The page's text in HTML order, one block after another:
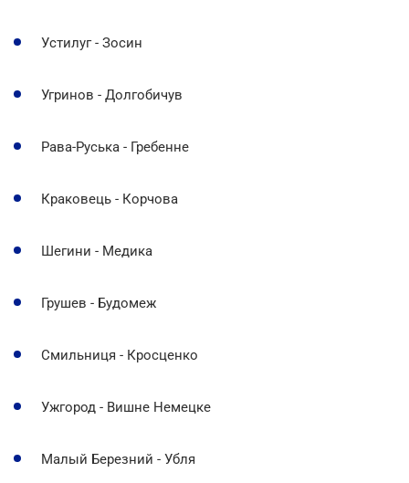
Устилуг - Зосин
Угринов - Долгобичув
Рава-Руська - Гребенне
Краковець - Корчова
Шегини - Медика
Грушев - Будомеж
Смильниця - Кросценко
Ужгород - Вишне Немецке
Малый Березний - Убля